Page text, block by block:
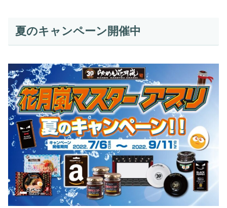
夏のキャンペーン開催中